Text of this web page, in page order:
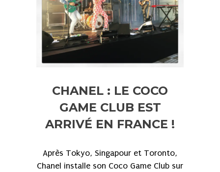
CHANEL : LE COCO
GAME CLUB EST
ARRIVÉ EN FRANCE !
Après Tokyo, Singapour et Toronto,
Chanel installe son Coco Game Club sur